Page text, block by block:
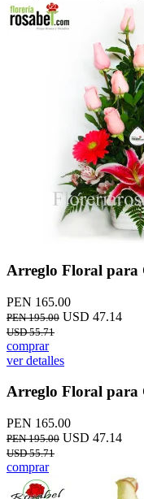
Arreglo Floral para
PEN 165.00
PEN 195.00 USD 47.14
USD 55.71
comprar
ver detalles
Arreglo Floral para
PEN 165.00
PEN 195.00 USD 47.14
USD 55.71
comprar